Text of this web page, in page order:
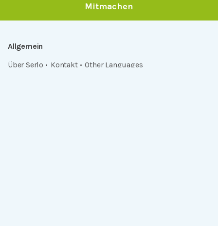
Mitmachen
Allgemein
Über Serlo
Kontakt Other Languages